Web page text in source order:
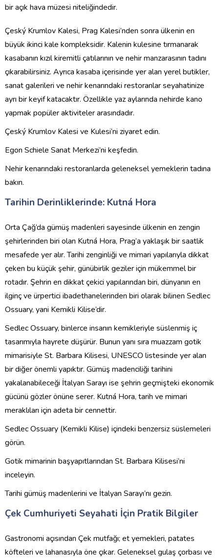
bir açık hava müzesi niteliğindedir.
Çeský Krumlov Kalesi, Prag Kalesi’nden sonra ülkenin en
büyük ikinci kale kompleksidir. Kalenin kulesine tırmanarak
kasabanın kızıl kiremitli çatılarının ve nehir manzarasının tadını
çıkarabilirsiniz. Ayrıca kasaba içerisinde yer alan yerel butikler,
sanat galerileri ve nehir kenarındaki restoranlar seyahatinize
ayrı bir keyif katacaktır. Özellikle yaz aylarında nehirde kano
yapmak popüler aktiviteler arasındadır.
Çeský Krumlov Kalesi ve Kulesi’ni ziyaret edin.
Egon Schiele Sanat Merkezi’ni keşfedin.
Nehir kenarındaki restoranlarda geleneksel yemeklerin tadına
bakın.
Tarihin Derinliklerinde: Kutná Hora
Orta Çağ’da gümüş madenleri sayesinde ülkenin en zengin
şehirlerinden biri olan Kutná Hora, Prag’a yaklaşık bir saatlik
mesafede yer alır. Tarihi zenginliği ve mimari yapılarıyla dikkat
çeken bu küçük şehir, günübirlik geziler için mükemmel bir
rotadır. Şehrin en dikkat çekici yapılarından biri, dünyanın en
ilginç ve ürpertici ibadethanelerinden biri olarak bilinen Sedlec
Ossuary, yani Kemikli Kilise’dir.
Sedlec Ossuary, binlerce insanın kemikleriyle süslenmiş iç
tasarımıyla hayrete düşürür. Bunun yanı sıra muazzam gotik
mimarisiyle St. Barbara Kilisesi, UNESCO listesinde yer alan
bir diğer önemli yapıktır. Gümüş madenciliği tarihini
yakalanabileceği İtalyan Sarayı ise şehrin geçmişteki ekonomik
gücünü gözler önüne serer. Kutná Hora, tarih ve mimari
meraklıları için adeta bir cennettir.
Sedlec Ossuary (Kemikli Kilise) içindeki benzersiz süslemeleri
görün.
Gotik mimarinin başyapıtlarından St. Barbara Kilisesi’ni
inceleyin.
Tarihi gümüş madenlerini ve İtalyan Sarayı’nı gezin.
Çek Cumhuriyeti Seyahati İçin Pratik Bilgiler
Gastronomi açısından Çek mutfağı; et yemekleri, patates
köfteleri ve lahanasıyla öne çıkar. Geleneksel gulaş çorbası ve